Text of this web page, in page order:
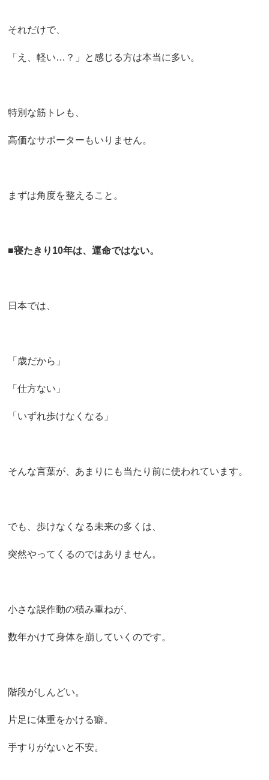
それだけで、
「え、軽い…？」と感じる方は本当に多い。
特別な筋トレも、
高価なサポーターもいりません。
まずは角度を整えること。
■寝たきり10年は、運命ではない。
日本では、
「歳だから」
「仕方ない」
「いずれ歩けなくなる」
そんな言葉が、あまりにも当たり前に使われています。
でも、歩けなくなる未来の多くは、
突然やってくるのではありません。
小さな誤作動の積み重ねが、
数年かけて身体を崩していくのです。
階段がしんどい。
片足に体重をかける癖。
手すりがないと不安。